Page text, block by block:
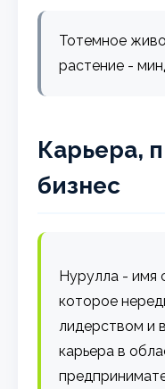
Тотемное
растение -
Карьера,
бизнес
Нурулла - имя
которое
лидерством и
карьера в